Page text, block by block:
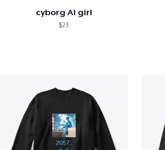
cyborg AI girl
$23